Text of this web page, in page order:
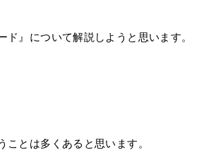
』について解説しようと思います。
とは多くあると思います。